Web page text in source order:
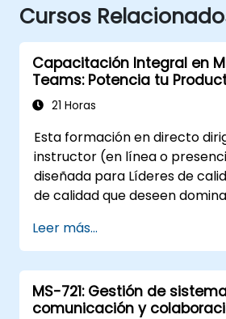
Cursos
Capacitación Integral en
Teams: Potencia tu
21 Horas
Esta formación en directo
instructor (en línea o
diseñada para Líderes de
de calidad que deseen
Microsoft Teams para mejorar
colaboración y la
equipos.
Leer más...
MS-721: Gestión de
comunicación y